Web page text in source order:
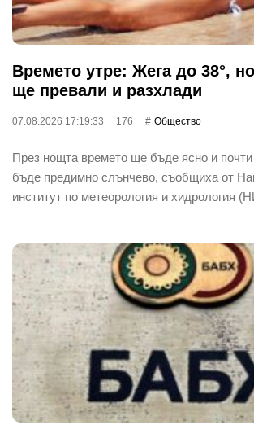
Времето утре: Жега до 38°,
ще превали и разхлади
07.08.2026 17:19:33 176 Общество
През нощта времето ще бъде ясно и
бъде предимно слънчево, съобщиха от
институт по метеорология и хидрология